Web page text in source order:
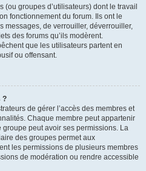
(ou groupes d’utilisateurs) dont le travail
fonctionnement du forum. Ils ont le
messages, de verrouiller, déverrouiller,
des forums qu’ils modèrent.
que les utilisateurs partent en
ou offensant.
?
de gérer l’accès des membres et
Chaque membre peut appartenir
peut avoir ses permissions. La
des groupes permet aux
les permissions de plusieurs membres
de modération ou rendre accessible